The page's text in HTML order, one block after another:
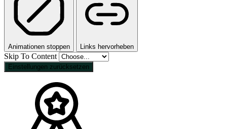
Animationen stoppen Links hervorheben
Skip To Content
Einstellungen zurücksetzen